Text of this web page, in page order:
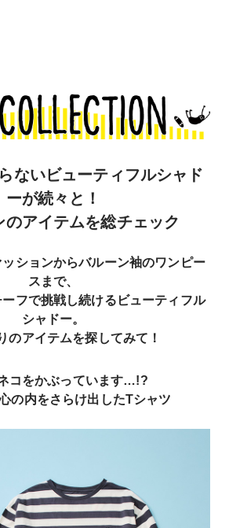
ないビューティフルシャド
ーが続々と！
のアイテムを総チェック
ションからバルーン袖のワンピー
スまで、
フで挑戦し続けるビューティフル
シャドー。
のアイテムを探してみて！
コをかぶっています…!?
の内をさらけ出したTシャツ